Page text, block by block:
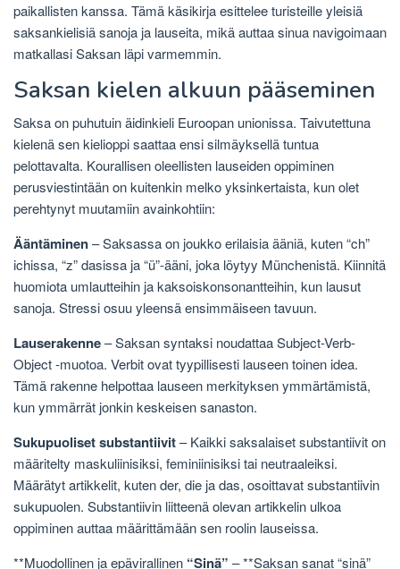
paikallisten kanssa. Tämä käsikirja esittelee turisteille yleisiä
saksankielisiä sanoja ja lauseita, mikä auttaa sinua navigoimaan
matkallasi Saksan läpi varmemmin.
Saksan kielen alkuun pääseminen
Saksa on puhutuin äidinkieli Euroopan unionissa. Taivutettuna
kielenä sen kielioppi saattaa ensi silmäyksellä tuntua
pelottavalta. Kourallisen oleellisten lauseiden oppiminen
perusviestintään on kuitenkin melko yksinkertaista, kun olet
perehtynyt muutamiin avainkohtiin:
Ääntäminen– Saksassa on joukko erilaisia ​​ääniä, kuten “ch”
ichissa, “z” dasissa ja “ü”-ääni, joka löytyy Münchenistä. Kiinnitä
huomiota umlautteihin ja kaksoiskonsonantteihin, kun lausut
sanoja. Stressi osuu yleensä ensimmäiseen tavuun.
Lauserakenne– Saksan syntaksi noudattaa Subject-Verb-
Object -muotoa. Verbit ovat tyypillisesti lauseen toinen idea.
Tämä rakenne helpottaa lauseen merkityksen ymmärtämistä,
kun ymmärrät jonkin keskeisen sanaston.
Sukupuoliset substantiivit– Kaikki saksalaiset substantiivit on
määritelty maskuliinisiksi, feminiinisiksi tai neutraaleiksi.
Määrätyt artikkelit, kuten der, die ja das, osoittavat substantiivin
sukupuolen. Substantiivin liitteenä olevan artikkelin ulkoa
oppiminen auttaa määrittämään sen roolin lauseissa.
**Muodollinen ja epävirallinen “Sinä” – **Saksan sanat “sinä”